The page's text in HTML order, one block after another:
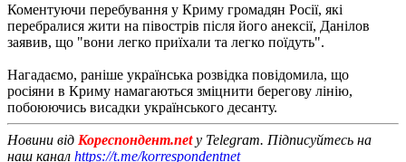
Коментуючи перебування у Криму громадян Росії, які
перебралися жити на півострів після його анексії, Данілов
заявив, що "вони легко приїхали та легко поїдуть".
Нагадаємо, раніше українська розвідка повідомила, що
росіяни в Криму намагаються зміцнити берегову лінію,
побоюючись висадки українського десанту.
Новини від Кореспондент.netу Telegram. Підписуйтесь на
наш канал https://t.me/korrespondentnet